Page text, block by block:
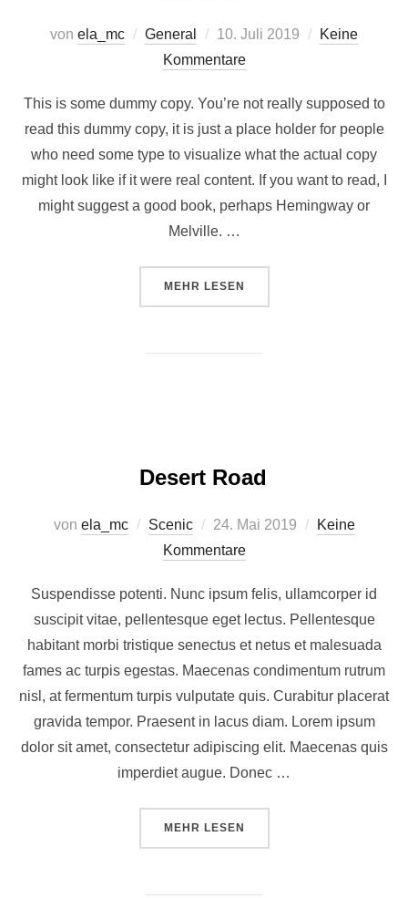
von ela_mc General
Veröffentlicht
am
10. Juli 2019
Keine
Kommentare
This is some dummy copy. You’re not really supposed to
read this dummy copy, it is just a place holder for people
who need some type to visualize what the actual copy
might look like if it were real content. If you want to read, I
might suggest a good book, perhaps Hemingway or
Melville. …
MEHR ÜBER „SED POSUERE
LESEN
Desert Road
von ela_mc Scenic
Veröffentlicht
am
24. Mai 2019
Keine
Kommentare
Suspendisse potenti. Nunc ipsum felis, ullamcorper id
suscipit vitae, pellentesque eget lectus. Pellentesque
habitant morbi tristique senectus et netus et malesuada
fames ac turpis egestas. Maecenas condimentum rutrum
nisl, at fermentum turpis vulputate quis. Curabitur placerat
gravida tempor. Praesent in lacus diam. Lorem ipsum
dolor sit amet, consectetur adipiscing elit. Maecenas quis
imperdiet augue. Donec …
MEHR ÜBER „DESERT ROAD“
LESEN